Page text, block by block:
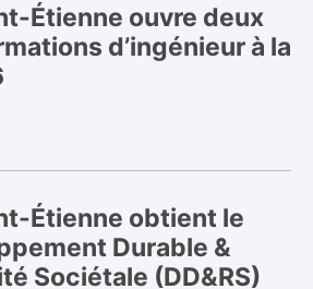
Étienne ouvre deux
d’ingénieur à la
Étienne obtient le
Durable &
Sociétale (DD&RS)